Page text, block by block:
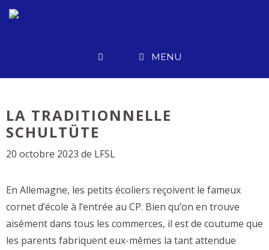
Aller
MENU
LA TRADITIONNELLE
SCHULTÜTE
20 octobre 2023 de LFSL
En Allemagne, les petits écoliers reçoivent le fameux
cornet d’école à l’entrée au CP. Bien qu’on en trouve
aisément dans tous les commerces, il est de coutume que
les parents fabriquent eux-mêmes la tant attendue